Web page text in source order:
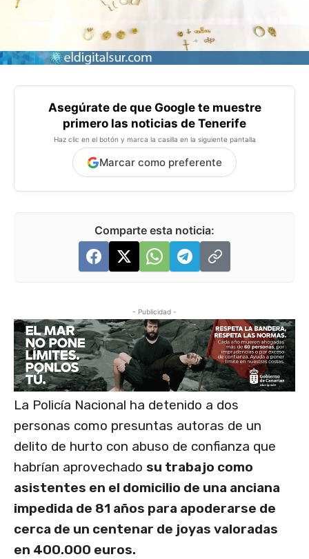
Asegúrate de que Google te muestre
primero las noticias de Tenerife
Haz clic en el botón y marca la casilla en la siguiente pantalla
Marcar como preferente
Comparte esta noticia:
- Publicidad -
La Policía Nacional ha detenido a dos
personas como presuntas autoras de un
delito de hurto con abuso de confianza que
habrían aprovechado su trabajo como
asistentes en el domicilio de una anciana
impedida de 81 años para apoderarse de
cerca de un centenar de joyas valoradas
en 400.000 euros.